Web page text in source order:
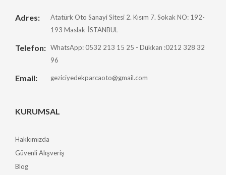
Adres:
Atatürk Oto Sanayi Sitesi 2. Kısım 7. Sokak NO: 192-
193 Maslak-İSTANBUL
Telefon: WhatsApp: 0532 213 15 25 - Dükkan :0212 328 32
96
Email: geziciyedekparcaoto@gmail.com
KURUMSAL
Hakkımızda
Güvenli Alışveriş
Blog